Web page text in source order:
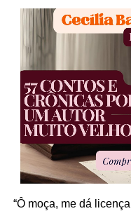
“Ô moça, me dá licença